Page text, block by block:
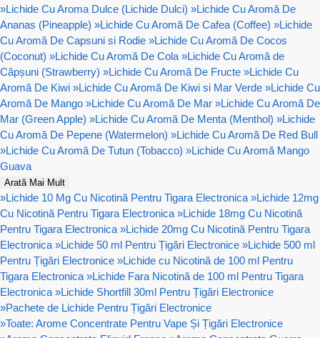
»Lichide Cu Aroma Dulce (Lichide Dulci) »Lichide Cu Aromă De
Ananas (Pineapple) »Lichide Cu Aromă De Cafea (Coffee) »Lichide
Cu Aromă De Capsuni si Rodie »Lichide Cu Aromă De Cocos
(Coconut) »Lichide Cu Aromă De Cola »Lichide Cu Aromă de
Căpșuni (Strawberry) »Lichide Cu Aromă De Fructe »Lichide Cu
Aromă De Kiwi »Lichide Cu Aromă De Kiwi si Mar Verde »Lichide Cu
Aromă De Mango »Lichide Cu Aromă De Mar »Lichide Cu Aromă De
Mar (Green Apple) »Lichide Cu Aromă De Menta (Menthol) »Lichide
Cu Aromă De Pepene (Watermelon) »Lichide Cu Aromă De Red Bull
»Lichide Cu Aromă De Tutun (Tobacco) »Lichide Cu Aromă Mango
Guava
Arată Mai Mult
»Lichide 10 Mg Cu Nicotină Pentru Tigara Electronica »Lichide 12mg
Cu Nicotină Pentru Tigara Electronica »Lichide 18mg Cu Nicotină
Pentru Tigara Electronica »Lichide 20mg Cu Nicotină Pentru Tigara
Electronica »Lichide 50 ml Pentru Țigări Electronice »Lichide 500 ml
Pentru Țigări Electronice »Lichide cu Nicotină de 100 ml Pentru
Tigara Electronica »Lichide Fara Nicotină de 100 ml Pentru Tigara
Electronica »Lichide Shortfill 30ml Pentru Țigări Electronice
»Pachete de Lichide Pentru Țigări Electronice
»Toate: Arome Concentrate Pentru Vape Și Țigări Electronice